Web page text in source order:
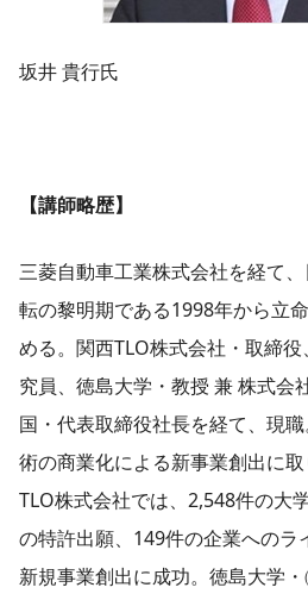
坂井 貴行氏
【講師略歴】
三菱自動車工業株式会社を経て
転の黎明期である1998年から立
める。関西TLO株式会社・取締
究員、徳島大学・教授 兼 株式会
国・代表取締役社長を経て、現
術の商業化による新事業創出に
TLO株式会社では、2,548件の大
の特許出願、149件の企業へのラ
新規事業創出に成功。徳島大学